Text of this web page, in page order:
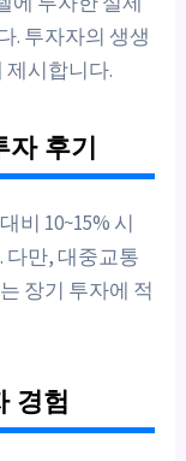
. 투자자의 생생
제시합니다.
자 후기
비 10~15% 시
다만, 대중교통
장기 투자에 적
경험